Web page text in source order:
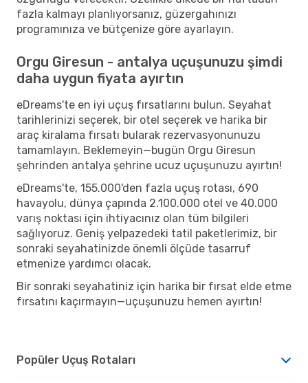
fazla kalmayı planlıyorsanız, güzergahınızı
programınıza ve bütçenize göre ayarlayın.
Orgu Giresun - antalya uçuşunuzu şimdi
daha uygun fiyata ayırtın
eDreams'te en iyi uçuş fırsatlarını bulun. Seyahat
tarihlerinizi seçerek, bir otel seçerek ve harika bir
araç kiralama fırsatı bularak rezervasyonunuzu
tamamlayın. Beklemeyin—bugün Orgu Giresun
şehrinden antalya şehrine ucuz uçuşunuzu ayırtın!
eDreams'te, 155.000'den fazla uçuş rotası, 690
havayolu, dünya çapında 2.100.000 otel ve 40.000
varış noktası için ihtiyacınız olan tüm bilgileri
sağlıyoruz. Geniş yelpazedeki tatil paketlerimiz, bir
sonraki seyahatinizde önemli ölçüde tasarruf
etmenize yardımcı olacak.
Bir sonraki seyahatiniz için harika bir fırsat elde etme
fırsatını kaçırmayın—uçuşunuzu hemen ayırtın!
Popüler Uçuş Rotaları